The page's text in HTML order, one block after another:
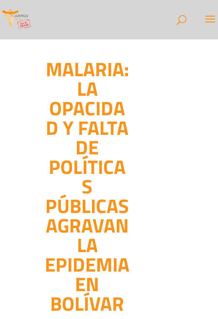
MALARIA:
LA
OPACIDA
D Y FALTA
DE
POLÍTICA
S
PÚBLICAS
AGRAVAN
LA
EPIDEMIA
EN
BOLÍVAR